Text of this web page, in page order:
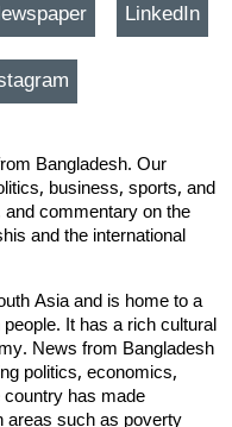
LinkedIn
Bangladesh. Our
business, sports, and
commentary on the
and the international
Asia and is home to a
It has a rich cultural
News from Bangladesh
politics, economics,
has made
areas such as poverty